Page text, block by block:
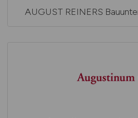
AUGUST REINERS